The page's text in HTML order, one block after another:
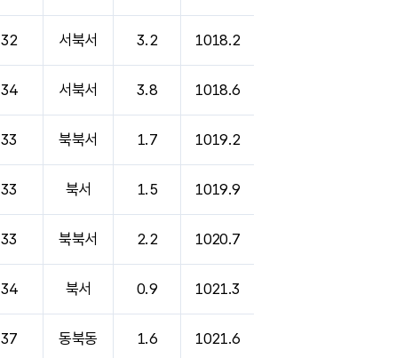
32 서북서 3.2 1018.2
34 서북서 3.8 1018.6
33 북북서 1.7 1019.2
33 북서 1.5 1019.9
33 북북서 2.2 1020.7
34 북서 0.9 1021.3
37 동북동 1.6 1021.6